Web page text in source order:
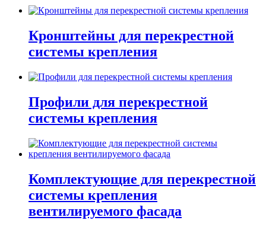
Кронштейны для перекрестной
системы крепления
Профили для перекрестной
системы крепления
Комплектующие для перекрестной
системы крепления
вентилируемого фасада